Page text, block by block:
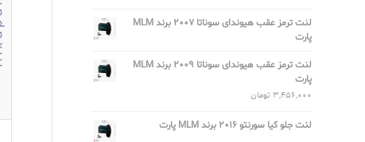
لنت ترمز عقب هیوندای سوناتا 2007 برند MLM
پارت
لنت ترمز عقب هیوندای سوناتا 2009 برند MLM
پارت
3,456,000 تومان
لنت جلو کیا سورنتو 2016 برند MLM پارت